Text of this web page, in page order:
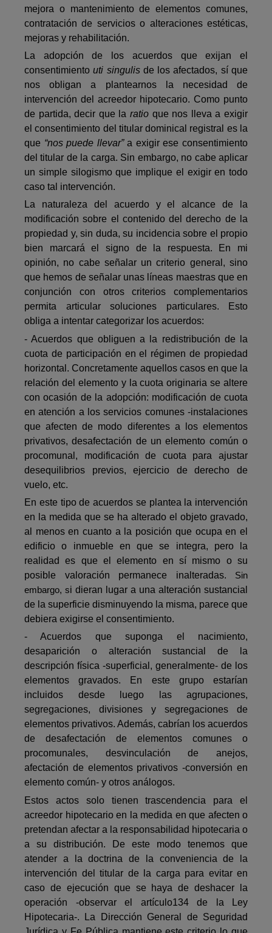
mejora o mantenimiento de elementos comunes,
contratación de servicios o alteraciones estéticas,
mejoras y rehabilitación.
La adopción de los acuerdos que exijan el
consentimientouti singulisde los afectados, sí que
nos obligan a plantearnos la necesidad de
intervención del acreedor hipotecario. Como punto
de partida, decir que la ratio que nos lleva a exigir
el consentimiento del titular dominical registral es la
que “nos puede llevar”a exigir ese consentimiento
del titular de la carga. Sin embargo, no cabe aplicar
un simple silogismo que implique el exigir en todo
caso tal intervención.
La naturaleza del acuerdo y el alcance de la
modificación sobre el contenido del derecho de la
propiedad y, sin duda, su incidencia sobre el propio
bien marcará el signo de la respuesta. En mi
opinión, no cabe señalar un criterio general, sino
que hemos de señalar unas líneas maestras que en
conjunción con otros criterios complementarios
permita articular soluciones particulares. Esto
obliga a intentar categorizar los acuerdos:
- Acuerdos que obliguen a la redistribución de la
cuota de participación en el régimen de propiedad
horizontal. Concretamente aquellos casos en que la
relación del elemento y la cuota originaria se altere
con ocasión de la adopción: modificación de cuota
en atención a los servicios comunes -instalaciones
que afecten de modo diferentes a los elementos
privativos, desafectación de un elemento común o
procomunal, modificación de cuota para ajustar
desequilibrios previos, ejercicio de derecho de
vuelo, etc.
En este tipo de acuerdos se plantea la intervención
en la medida que se ha alterado el objeto gravado,
al menos en cuanto a la posición que ocupa en el
edificio o inmueble en que se integra, pero la
realidad es que el elemento en sí mismo o su
posible valoración permanece inalteradas. Sin
embargo, si dieran lugar a una alteración sustancial
de la superficie disminuyendo la misma, parece que
debiera exigirse el consentimiento.
- Acuerdos que suponga el nacimiento,
desaparición o alteración sustancial de la
descripción física -superficial, generalmente- de los
elementos gravados. En este grupo estarían
incluidos desde luego las agrupaciones,
segregaciones, divisiones y segregaciones de
elementos privativos. Además, cabrían los acuerdos
de desafectación de elementos comunes o
procomunales, desvinculación de anejos,
afectación de elementos privativos -conversión en
elemento común- y otros análogos.
Estos actos solo tienen trascendencia para el
acreedor hipotecario en la medida en que afecten o
pretendan afectar a la responsabilidad hipotecaria o
a su distribución. De este modo tenemos que
atender a la doctrina de la conveniencia de la
intervención del titular de la carga para evitar en
caso de ejecución que se haya de deshacer la
operación -observar el artículo134 de la Ley
Hipotecaria-. La Dirección General de Seguridad